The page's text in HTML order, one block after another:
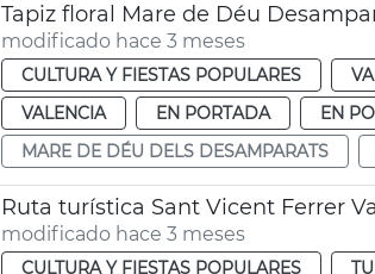
Tapiz floral Mare de Déu
modificado hace 3 meses
CULTURA Y FIESTAS POPULARES
VALENCIA
EN PORTADA EN
MARE DE DÉU DELS DESAMPARATS
Ruta turística Sant Vicent Ferrer
modificado hace 3 meses
CULTURA Y FIESTAS POPULARES